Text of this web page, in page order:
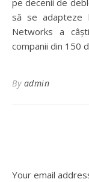
să se adapteze
Networks a
companii din 150
By admin
Your email